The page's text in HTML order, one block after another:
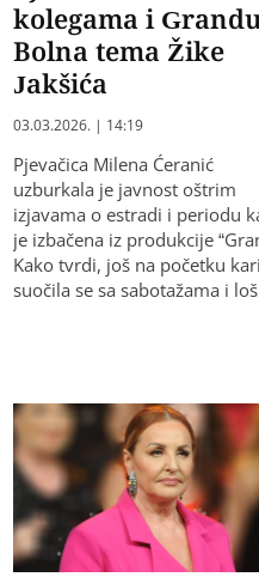
kolegama i
Bolna tema Žike
Jakšića
03.03.2026. | 14:19
Pjevačica Milena Ćeranić
uzburkala je javnost oštrim
izjavama o estradi i periodu
je izbačena iz produkcije
Kako tvrdi, još na početku
suočila se sa sabotažama i